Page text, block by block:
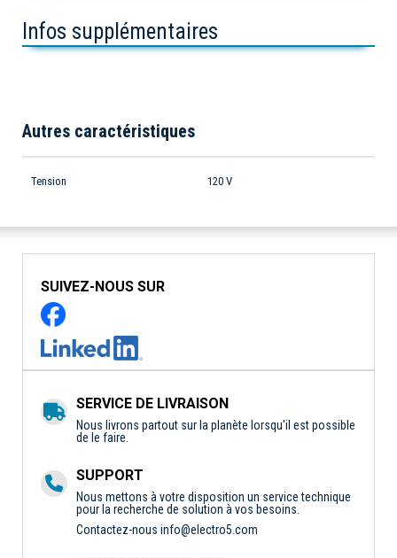
Infos supplémentaires
Autres caractéristiques
Tension 120 V
SUIVEZ-NOUS SUR
SERVICE DE LIVRAISON
Nous livrons partout sur la planète lorsqu'il est possible
de le faire.
SUPPORT
Nous mettons à votre disposition un service technique
pour la recherche de solution à vos besoins.
Contactez-nous info@electro5.com